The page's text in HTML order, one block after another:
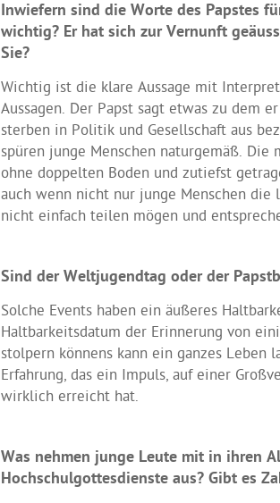
Inwiefern sind die Worte des Papstes
wichtig? Er hat sich zur Vernunft
Sie?
Wichtig ist die klare Aussage mit
Aussagen. Der Papst sagt etwas zu dem
sterben in Politik und Gesellschaft aus
spüren junge Menschen naturgemäß. Die
ohne doppelten Boden und zutiefst
auch wenn nicht nur junge Menschen die
nicht einfach teilen mögen und
Sind der Weltjugendtag oder der
Solche Events haben ein äußeres
Haltbarkeitsdatum der Erinnerung von
stolpern könnens kann ein ganzes Leben
Erfahrung, das ein Impuls, auf einer
wirklich erreicht hat.
Was nehmen junge Leute mit in ihren
Hochschulgottesdienste aus? Gibt es